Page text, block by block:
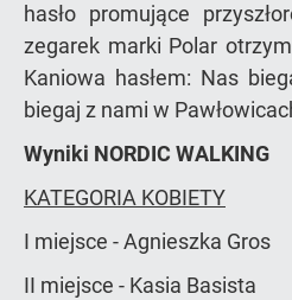
hasło promujące
zegarek marki Polar
Kaniowa hasłem: Nas
biegaj z nami w
Wyniki NORDIC WALKING
KATEGORIA KOBIETY
I miejsce - Agnieszka Gros
II miejsce - Kasia Basista